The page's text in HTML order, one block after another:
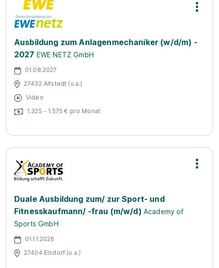
Ausbildung zum Anlagenmechaniker (w/d/m) -
2027 EWE NETZ GmbH
01.08.2027
27432 Alfstedt (u.a.)
Video
1.325 - 1.575 € pro Monat
Duale Ausbildung zum/ zur Sport- und
Fitnesskaufmann/ -frau (m/w/d) Academy of
Sports GmbH
01.11.2026
27404 Elsdorf (u.a.)